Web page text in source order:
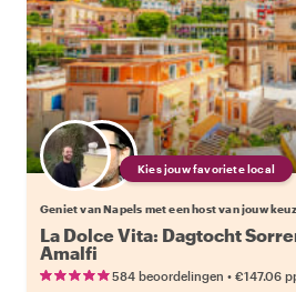
Kies jouw favoriete local
Geniet van Napels met een host van jouw
La Dolce Vita: Dagtocht
Amalfi
584 beoordelingen • €147.06